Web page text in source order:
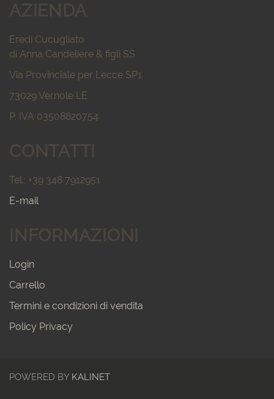
AZIENDA
Eredi Cucugliato
di Anna Candeliere & figli SS
Via Provinciale per Lecce SP1
73029 Vernole LE
P. IVA 03508820754
CONTATTI
Tel.: +39 348 7912951
E-mail
INFORMAZIONI
Login
Carrello
Termini e condizioni di vendita
Policy Privacy
POWERED BY KALINET